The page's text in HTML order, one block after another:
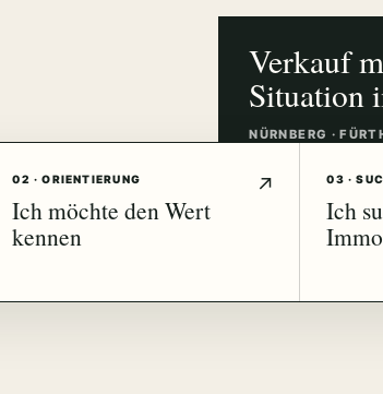
Verkauf
Situation
NÜRNBERG ·
02 · ORIENTIERUNG
Ich möchte den Wert
kennen
03 ·
Ich